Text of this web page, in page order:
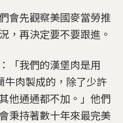
會先觀察美國麥當勞推
，再決定要不要跟進。
「我們的漢堡肉是用
牛肉製成的，除了少許
他通通都不加。」他們
秉持著數十年來最完美